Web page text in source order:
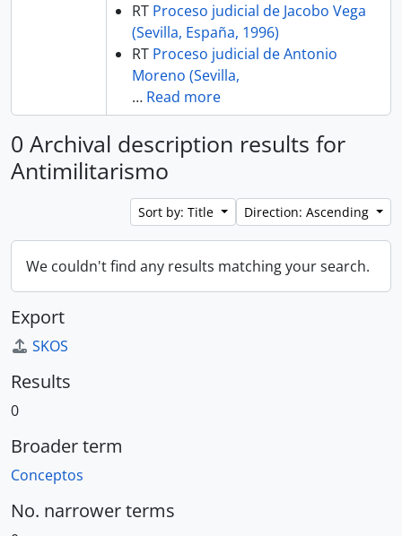
RT Proceso judicial de Jacobo Vega
(Sevilla, España, 1996)
RT Proceso judicial de Antonio
Moreno (Sevilla,
… Read more
0 Archival description results for
Antimilitarismo
Sort by: Title Direction: Ascending
We couldn't find any results matching your search.
Export
SKOS
Results
0
Broader term
Conceptos
No. narrower terms